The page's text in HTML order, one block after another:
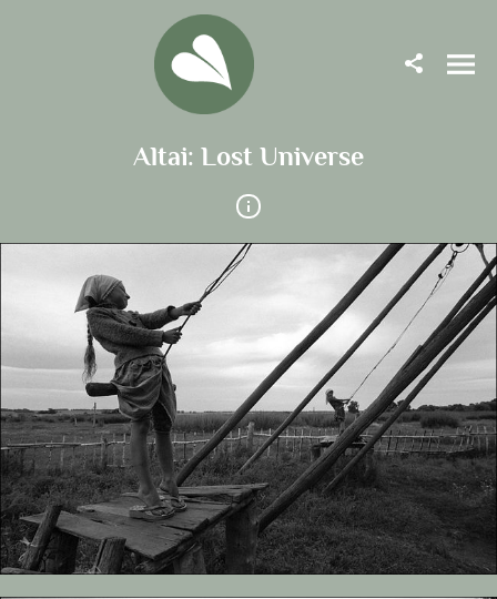
Altai: Lost Universe